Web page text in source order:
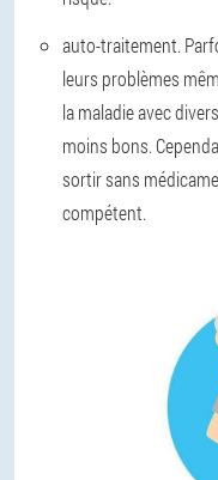
auto-traitement.
leurs problèmes
la maladie avec
moins bons.
sortir sans
compétent.